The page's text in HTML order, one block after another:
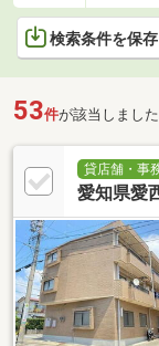
検索条件を保存
53件が該当しました
貸店舗・事
愛知県愛